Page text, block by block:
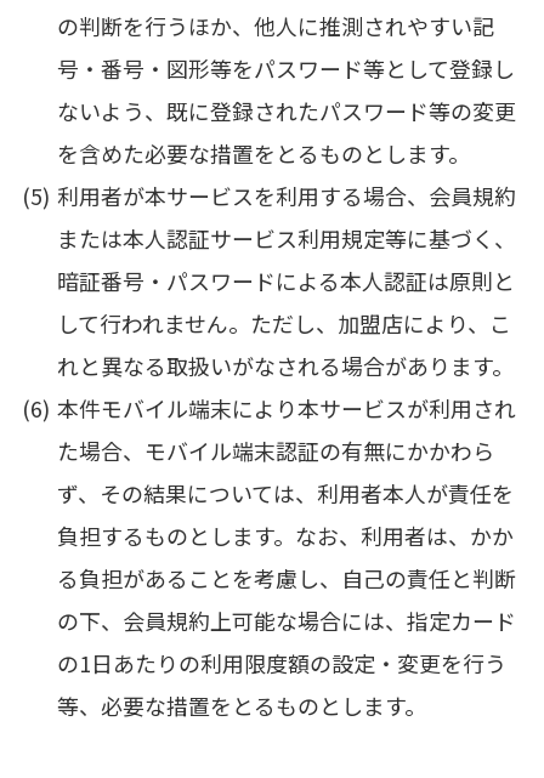
の判断を行うほか、他人に推測されやすい記
号・番号・図形等をパスワード等として登録し
ないよう、既に登録されたパスワード等の変更
を含めた必要な措置をとるものとします。
利用者が本サービスを利用する場合、会員規約
または本人認証サービス利用規定等に基づく、
暗証番号・パスワードによる本人認証は原則と
して行われません。ただし、加盟店により、こ
れと異なる取扱いがなされる場合があります。
本件モバイル端末により本サービスが利用され
た場合、モバイル端末認証の有無にかかわら
ず、その結果については、利用者本人が責任を
負担するものとします。なお、利用者は、かか
る負担があることを考慮し、自己の責任と判断
の下、会員規約上可能な場合には、指定カード
の1日あたりの利用限度額の設定・変更を行う
等、必要な措置をとるものとします。